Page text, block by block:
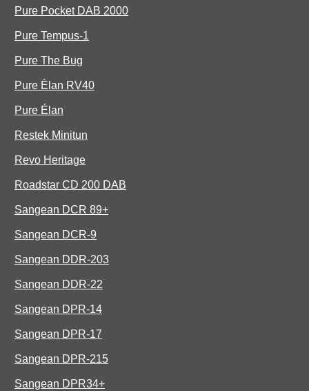
Pure Pocket DAB 2000
Pure Tempus-1
Pure The Bug
Pure Èlan RV40
Pure Élan
Restek Minitun
Revo Heritage
Roadstar CD 200 DAB
Sangean DCR 89+
Sangean DCR-9
Sangean DDR-203
Sangean DDR-22
Sangean DPR-14
Sangean DPR-17
Sangean DPR-215
Sangean DPR34+